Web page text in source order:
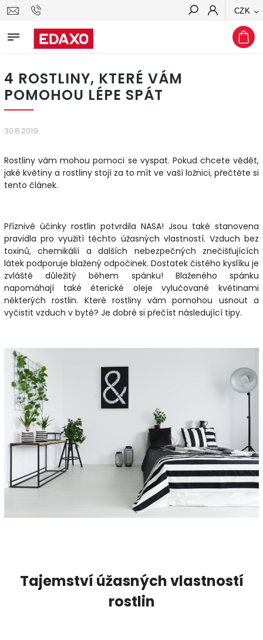
CZK
Hledat
4 ROSTLINY, KTERÉ VÁM
POMOHOU LÉPE SPÁT
30.8.2019
Rostliny vám mohou pomoci se vyspat. Pokud chcete vědět,
jaké květiny a rostliny stojí za to mít ve vaší ložnici, přečtěte si
tento článek.
Příznivé účinky rostlin potvrdila NASA! Jsou také stanovena
pravidla pro využití těchto úžasných vlastností. Vzduch bez
toxinů, chemikálií a dalších nebezpečných znečišťujících
látek podporuje blažený odpočinek. Dostatek čistého kyslíku je
zvláště důležitý během spánku! Blaženého spánku
napomáhají také éterické oleje vylučované květinami
některých rostlin. Které rostliny vám pomohou usnout a
vyčistit vzduch v bytě? Je dobré si přečíst následující tipy.
Tajemství úžasných vlastností
rostlin